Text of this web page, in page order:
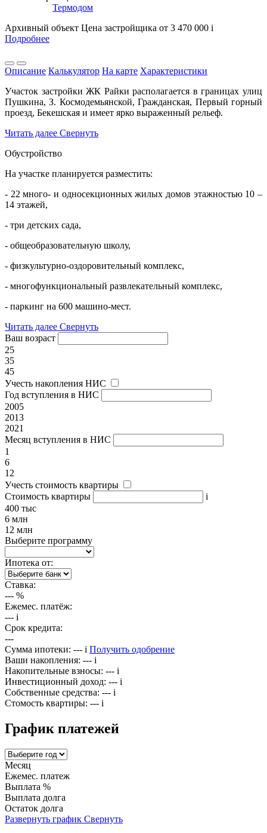
Термодом
Архивный объект Цена застройщика от 3 470 000 i
Подробнее
Описание Калькулятор На карте Характеристики
Участок застройки ЖК Райки располагается в границах улиц
Пушкина, З. Космодемьянской, Гражданская, Первый горный
проезд, Бекешская и имеет ярко выраженный рельеф.
Читать далее Свернуть
Обустройство
На участке планируется разместить:
- 22 много- и односекционных жилых домов этажностью 10 –
14 этажей,
- три детских сада,
- общеобразовательную школу,
- физкультурно-оздоровительный комплекс,
- многофункциональный развлекательный комплекс,
- паркинг на 600 машино-мест.
Читать далее Свернуть
Ваш возраст
25
35
45
Учесть накопления НИС
Год вступления в НИС
2005
2013
2021
Месяц вступления в НИС
1
6
12
Учесть стоимость квартиры
Стоимость квартиры
i
400 тыс
6 млн
12 млн
Выберите программу
Ипотека от:
Ставка:
--- %
Ежемес. платёж:
--- i
Срок кредита:
---
Сумма ипотеки: --- i Получить одобрение
Ваши накопления: --- i
Накопительные взносы: --- i
Инвестиционный доход: --- i
Собственные средства: --- i
Стомость квартиры: --- i
График платежей
Месяц
Ежемес. платеж
Выплата %
Выплата долга
Остаток долга
Развернуть график Свернуть